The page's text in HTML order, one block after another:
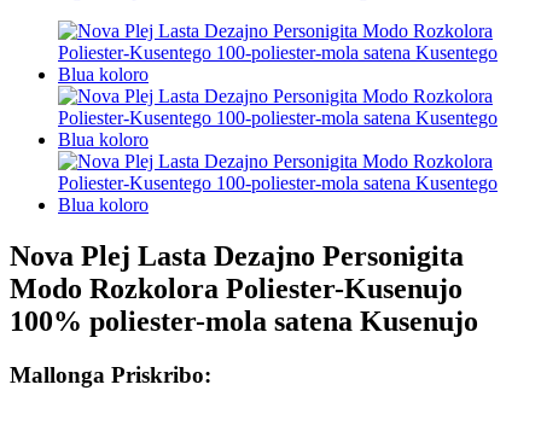
Nova Plej Lasta Dezajno Personigita
Modo Rozkolora Poliester-Kusenujo
100% poliester-mola satena Kusenujo
Mallonga Priskribo: